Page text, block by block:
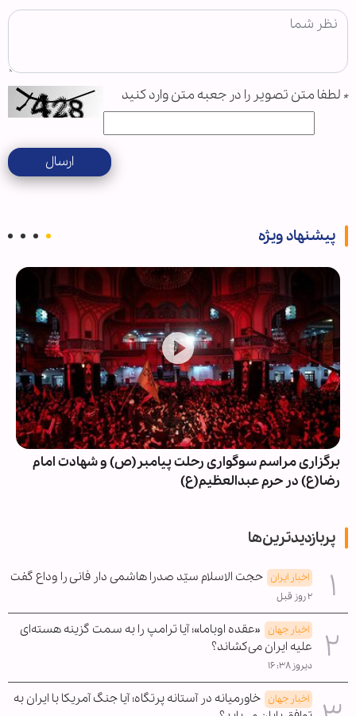
* لطفا متن تصویر را در جعبه متن وارد کنید
ارسال
پیشنهاد ویژه
برگزاری مراسم سوگواری رحلت پیامبر(ص) و شهادت امام
رضا(ع) در حرم عبدالعظیم(ع)
پربازدیدترین‌ها
اخبار ایران حجت الاسلام سیّد صدرا هاشمی دار فانی را وداع گفت
۲ روز قبل
اخبار جهان «عقده اوباما»؛ آیا ترامپ را به سمت گزینه هسته‌ای
علیه ایران می‌کشاند؟
دیروز ۱۶:۳۸
اخبار جهان خاورمیانه در آستانه پرتگاه؛ آیا جنگ آمریکا با ایران به